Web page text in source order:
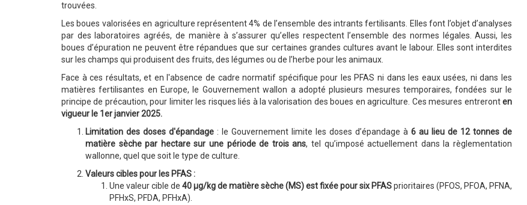
trouvées.
Les boues valorisées en agriculture représentent 4% de l’ensemble des intrants fertilisants. Elles font l’objet d’analyses
par des laboratoires agréés, de manière à s’assurer qu’elles respectent l’ensemble des normes légales. Aussi, les
boues d’épuration ne peuvent être répandues que sur certaines grandes cultures avant le labour. Elles sont interdites
sur les champs qui produisent des fruits, des légumes ou de l’herbe pour les animaux.
Face à ces résultats, et en l'absence de cadre normatif spécifique pour les PFAS ni dans les eaux usées, ni dans les
matières fertilisantes en Europe, le Gouvernement wallon a adopté plusieurs mesures temporaires, fondées sur le
principe de précaution, pour limiter les risques liés à la valorisation des boues en agriculture. Ces mesures entreronten
vigueur le 1er janvier 2025.
Limitation des doses d'épandage : le Gouvernement limite les doses d’épandage à 6 au lieu de 12 tonnes de
matière sèche par hectare sur une période de trois ans, tel qu’imposé actuellement dans la règlementation
wallonne, quel que soit le type de culture.
Valeurs cibles pour les PFAS :
Une valeur cible de 40 µg/kg de matière sèche (MS) est fixée pour six PFASprioritaires (PFOS, PFOA, PFNA,
PFHxS, PFDA, PFHxA).